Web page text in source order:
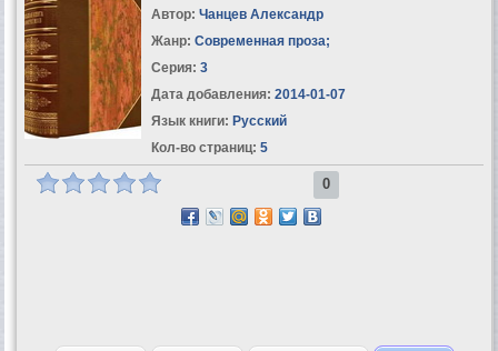
Автор: Чанцев Александр
Жанр: Современная проза;
Серия: 3
Дата добавления: 2014-01-07
Язык книги: Русский
Кол-во страниц: 5
0